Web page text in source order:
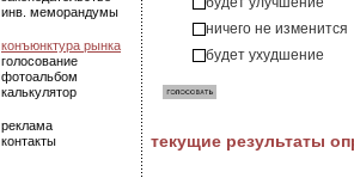
инв. меморандумы
конъюнктура рынка
голосование
фотоальбом
калькулятор
реклама
контакты
ничего не изменится
будет ухудшение
текущие результаты